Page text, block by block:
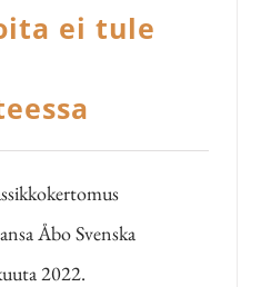
ei tule
Åbo Svenska
2022.